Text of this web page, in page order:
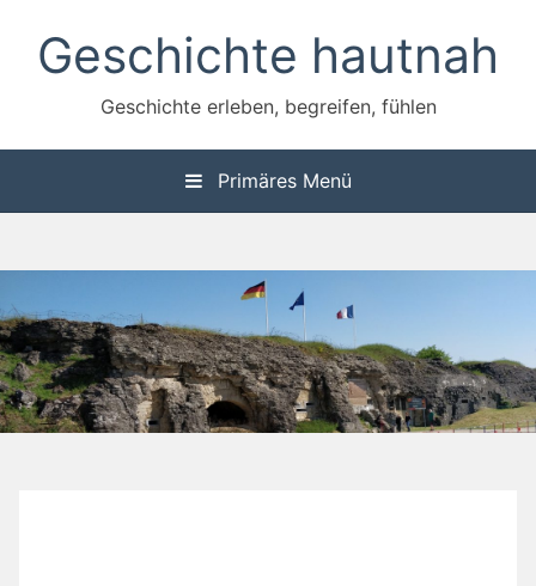
Inhalt
springenGeschichte hautnah
Geschichte erleben, begreifen, fühlen
Primäres Menü